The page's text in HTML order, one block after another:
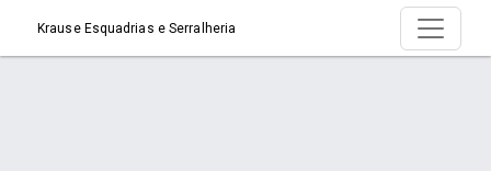
Krause Esquadrias e Serralheria